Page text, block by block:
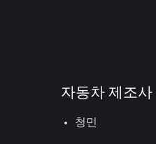
자동차 제조사
청민